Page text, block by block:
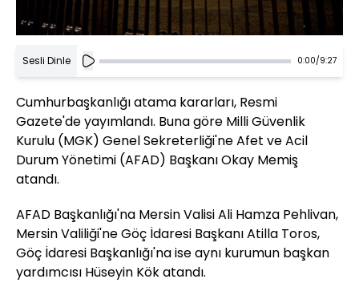
Sesli Dinle 0:00/9:27
Cumhurbaşkanlığı atama kararları, Resmi
Gazete'de yayımlandı. Buna göre Milli Güvenlik
Kurulu (MGK) Genel Sekreterliği'ne Afet ve Acil
Durum Yönetimi (AFAD) Başkanı Okay Memiş
atandı.
AFAD Başkanlığı'na Mersin Valisi Ali Hamza Pehlivan,
Mersin Valiliği'ne Göç İdaresi Başkanı Atilla Toros,
Göç İdaresi Başkanlığı'na ise aynı kurumun başkan
yardımcısı Hüseyin Kök atandı.